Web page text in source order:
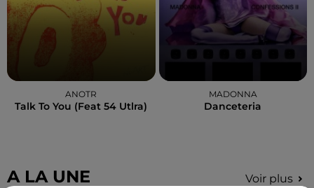
ANOTR
Talk To You (feat 54 Utlra)
MADONNA
Danceteria
A LA UNE Voir plus